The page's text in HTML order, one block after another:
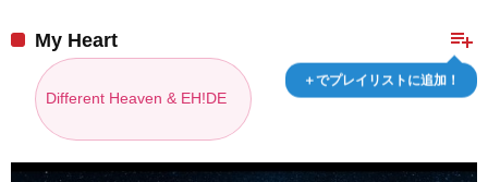
playlist_add
＋でプレイリストに追加！
My Heart
Different Heaven & EH!DE